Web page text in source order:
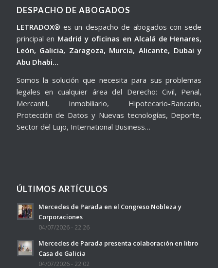
DESPACHO DE ABOGADOS
LETRADOX® es un despacho de abogados con sede
principal en Madrid y oficinas en Alcalá de Henares,
León, Galicia, Zaragoza, Murcia, Alicante, Dubai y
Abu Dhabi…
Somos la solución que necesita para sus problemas
legales en cualquier área del Derecho: Civil, Penal,
Mercantil, Inmobiliario, Hipotecario-Bancario,
Protección de Datos y Nuevas tecnologías, Deporte,
Sector del Lujo, International Business…
ÚLTIMOS ARTÍCULOS
Mercedes de Parada en el Congreso Nobleza y
Corporaciones
04/07/2026 - 22:26
Mercedes de Parada presenta colaboración en libro
Casa de Galicia
04/07/2026 - 22:02